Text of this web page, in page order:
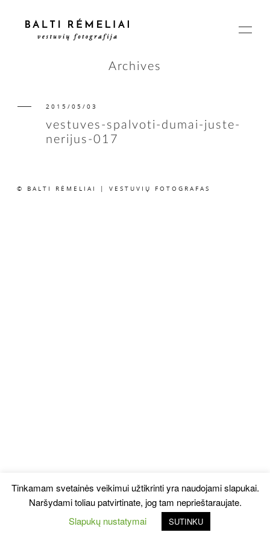
PAGRINDINIS
ISTORIJOS
Archives
2015/05/03
vestuves-spalvoti-dumai-juste-
nerijus-017
© BALTI RĖMELIAI | VESTUVIŲ FOTOGRAFAS
Tinkamam svetainės veikimui užtikrinti yra naudojami slapukai.
Naršydami toliau patvirtinate, jog tam neprieštaraujate.
Slapukų nustatymai
SUTINKU